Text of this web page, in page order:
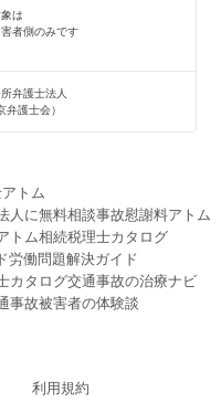
トム
人に無料相談事故慰謝料アトム
トム相続税理士カタログ
労働問題解決ガイド
カタログ交通事故の治療ナビ
事故被害者の体験談
利用規約